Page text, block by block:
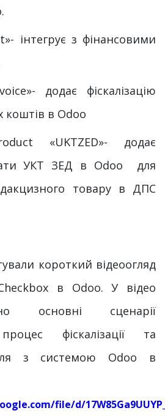
інтегрує з фінансовими
додає фіскалізацію
коштів в Odoo
«UKTZED»- додає
УКТ ЗЕД в Odoo для
товару в ДПС
короткий відеоогляд
в Odoo. У відео
основні сценарії
фіскалізації та
з системою Odoo в
file/d/